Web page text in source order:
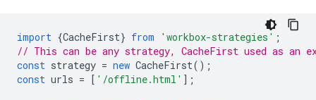
import {CacheFirst} from 'workbox-strategies' ;
// This can be any strategy, CacheFirst used as an
const strategy = new CacheFirst();
const urls = [ '/offline.html' ];